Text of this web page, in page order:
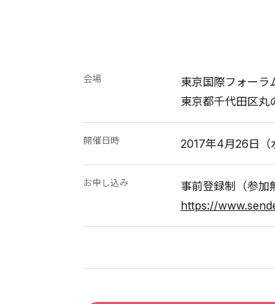
会場 東京国際フォーラ
東京都千代田区丸
開催日時 2017年4月26日
お申し込み
事前登録制（参
https://